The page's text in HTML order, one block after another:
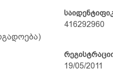
416292960
19/05/2011